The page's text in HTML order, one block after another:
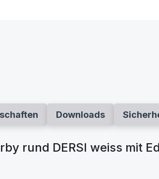
Downloads
rund DERSI weiss mit